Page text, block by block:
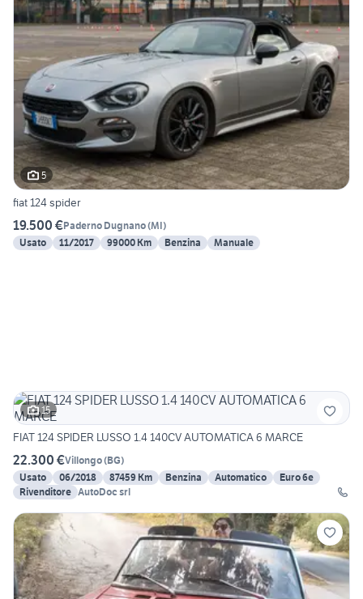
5
fiat 124 spider
19.500 €Paderno Dugnano(MI)
Usato
11/2017 99000 Km Benzina Manuale
15
FIAT 124 SPIDER LUSSO 1.4 140CV AUTOMATICA 6 MARCE
22.300 €Villongo(BG)
Usato
06/2018 87459 Km Benzina Automatico
Euro 6e
Rivenditore AutoDoc srl